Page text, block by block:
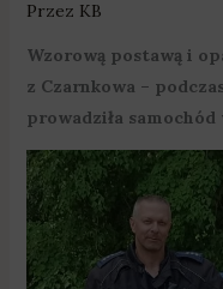
Przez KB
Wzorową postawą i
z Czarnkowa –
prowadziła